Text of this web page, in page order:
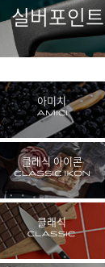
실버포인트
아미치
클래식 아이콘
클래식